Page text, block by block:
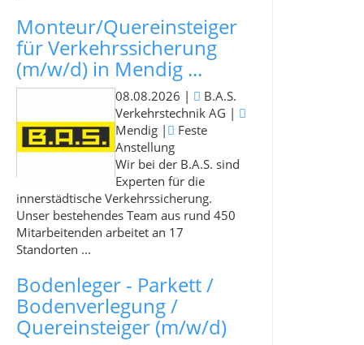
Monteur/Quereinsteiger
für Verkehrssicherung
(m/w/d) in Mendig ...
08.08.2026 |
B.A.S.
Verkehrstechnik AG |
Mendig |
Feste
Anstellung
Wir bei der B.A.S. sind
Experten für die
innerstädtische Verkehrssicherung.
Unser bestehendes Team aus rund 450
Mitarbeitenden arbeitet an 17
Standorten ...
Bodenleger - Parkett /
Bodenverlegung /
Quereinsteiger (m/w/d)